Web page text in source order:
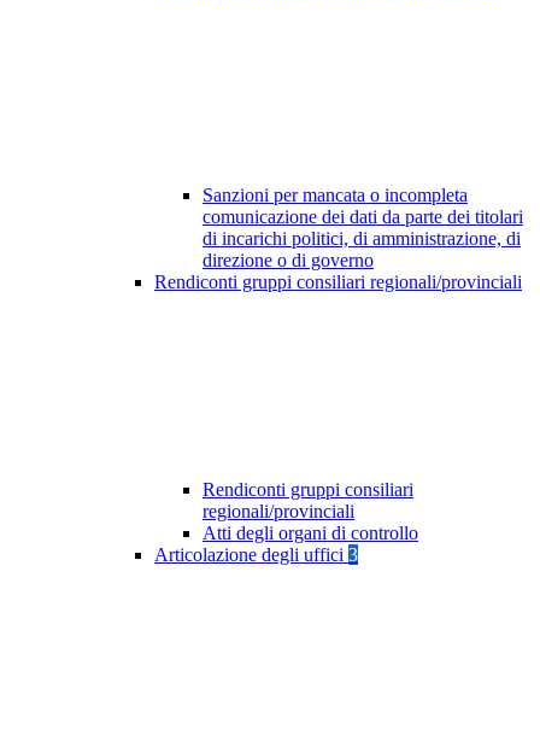
Sanzioni per mancata o incompleta
comunicazione dei dati da parte dei titolari
di incarichi politici, di amministrazione, di
direzione o di governo
Rendiconti gruppi consiliari regionali/provinciali
Rendiconti gruppi consiliari
regionali/provinciali
Atti degli organi di controllo
Articolazione degli uffici 3